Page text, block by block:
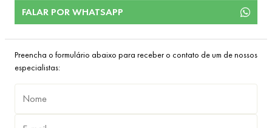
FALAR POR WHATSAPP
Preencha o formulário abaixo para receber o contato de um de nossos
especialistas: